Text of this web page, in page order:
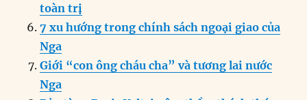
toàn trị
7 xu hướng trong chính sách ngoại giao của
Nga
Giới “con ông cháu cha” và tương lai nước
Nga